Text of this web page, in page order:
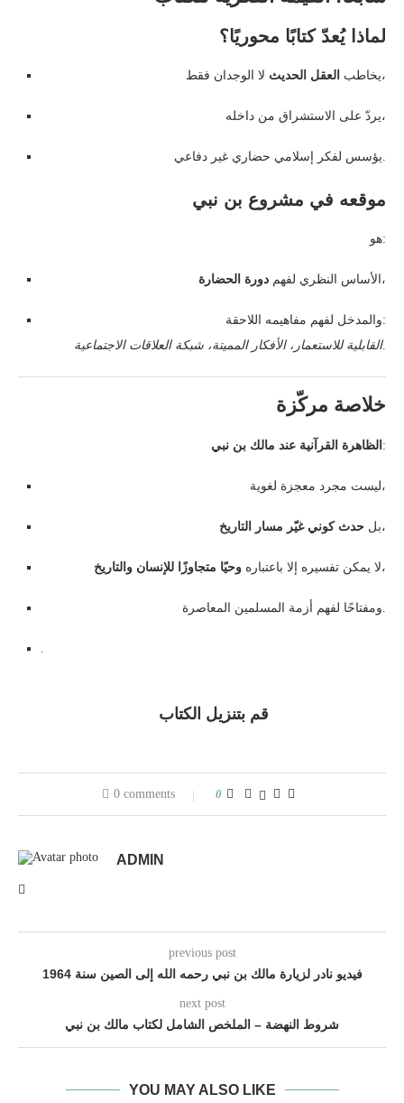
لماذا يُعدّ كتابًا محوريًا؟
يخاطب العقل الحديث لا الوجدان فقط،
يردّ على الاستشراق من داخله،
يؤسس لفكر إسلامي حضاري غير دفاعي.
موقعه في مشروع بن نبي
هو:
الأساس النظري لفهم دورة الحضارة ،
والمدخل لفهم مفاهيمه اللاحقة:
القابلية للاستعمار، الأفكار المميتة، شبكة العلاقات الاجتماعية.
خلاصة مركّزة
الظاهرة القرآنية عند مالك بن نبي :
ليست مجرد معجزة لغوية،
بل حدث كوني غيّر مسار التاريخ ،
لا يمكن تفسيره إلا باعتباره وحيًا متجاوزًا للإنسان والتاريخ ،
ومفتاحًا لفهم أزمة المسلمين المعاصرة.
.
قم بتنزيل الكتاب
0 comments 0
ADMIN
previous post
فيديو نادر لزيارة مالك بن نبي رحمه الله إلى الصين سنة 1964
next post
شروط النهضة – الملخص الشامل لكتاب مالك بن نبي
YOU MAY ALSO LIKE